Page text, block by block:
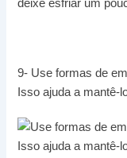
9- Use formas de
Isso ajuda a mantê-